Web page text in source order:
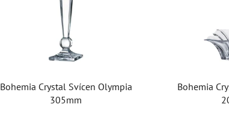
Bohemia Crystal Svícen Olympia
305mm
Bohemia